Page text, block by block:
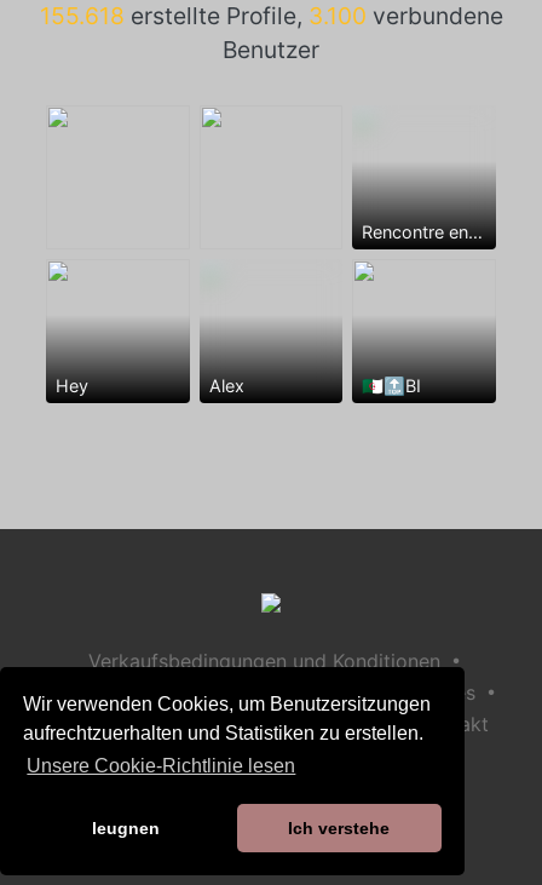
Wir verwenden Cookies, um Benutzersitzungen
aufrechtzuerhalten und Statistiken zu erstellen.
Unsere Cookie-Richtlinie lesen
leugnen Ich verstehe
155.618 erstellte Profile, 3.100 verbundene
Benutzer
Rencontre entre mecs
Hey Alex 🇩🇿🔝BI
Verkaufsbedingungen und Konditionen •
Datenschutzerklärung Richtlinie zu Cookies •
Richtlinie zur Kindersicherheit Hilfe / Kontakt